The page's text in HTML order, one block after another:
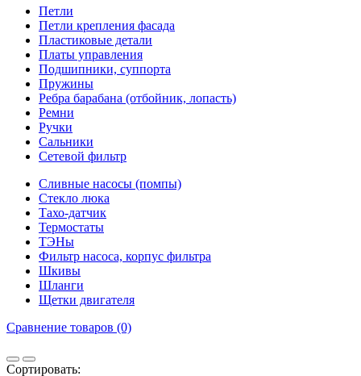
Петли
Петли крепления фасада
Пластиковые детали
Платы управления
Подшипники, суппорта
Пружины
Ребра барабана (отбойник, лопасть)
Ремни
Ручки
Сальники
Сетевой фильтр
Сливные насосы (помпы)
Стекло люка
Тахо-датчик
Термостаты
ТЭНы
Фильтр насоса, корпус фильтра
Шкивы
Шланги
Щетки двигателя
Сравнение товаров (0)
Сортировать: